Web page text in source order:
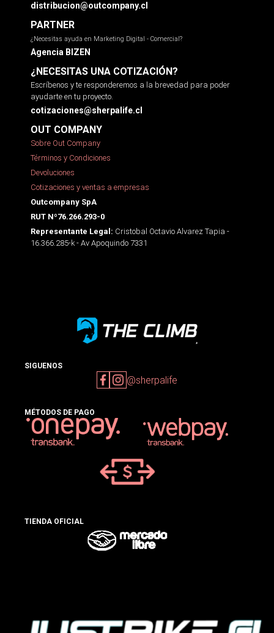
distribucion@outcompany.cl
PARTNER
¿Necesitas ayuda en Marketing Digital - Comercial?
Agencia BIZEN
¿NECESITAS UNA COTIZACIÓN?
Escríbenos y te responderemos a la brevedad para poder
ayudarte en tu proyecto.
cotizaciones@sherpalife.cl
OUT COMPANY
Sobre Out Company
Términos y Condiciones
Devoluciones
Cotizaciones y ventas a empresas
Outcompany SpA
RUT Nº76.266.293-0
Representante Legal: Cristobal Octavio Alvarez Tapia -
16.366.285-k - Av Apoquindo 7331
SIGUENOS
@sherpalife
MÉTODOS DE PAGO
TIENDA OFICIAL